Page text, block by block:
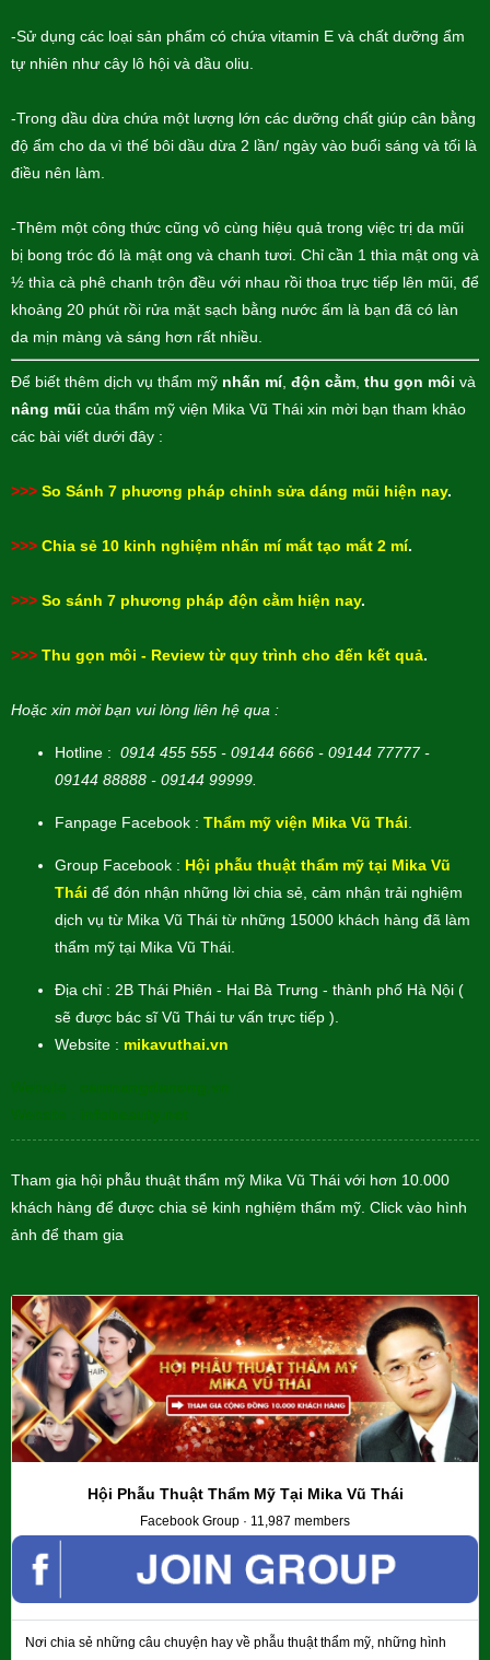
-Sử dụng các loại sản phẩm có chứa vitamin E và chất dưỡng ẩm
tự nhiên như cây lô hội và dầu oliu.
-Trong dầu dừa chứa một lượng lớn các dưỡng chất giúp cân bằng
độ ẩm cho da vì thế bôi dầu dừa 2 lần/ ngày vào buổi sáng và tối là
điều nên làm.
-Thêm một công thức cũng vô cùng hiệu quả trong việc trị da mũi
bị bong tróc đó là mật ong và chanh tươi. Chỉ cần 1 thìa mật ong và
½ thìa cà phê chanh trộn đều với nhau rồi thoa trực tiếp lên mũi, để
khoảng 20 phút rồi rửa mặt sạch bằng nước ấm là bạn đã có làn
da mịn màng và sáng hơn rất nhiều.
Để biết thêm dịch vụ thẩm mỹ nhấn mí, độn cằm thu gọn môi và
nâng mũi của thẩm mỹ viện Mika Vũ Thái xin mời bạn tham khảo
các bài viết dưới đây :
>>> So Sánh 7 phương pháp chỉnh sửa dáng mũi hiện nay.
>>> Chia sẻ 10 kinh nghiệm nhấn mí mắt tạo mắt 2 mí.
>>> So sánh 7 phương pháp độn cằm hiện nay.
>>> Thu gọn môi - Review từ quy trình cho đến kết quả.
Hoặc xin mời bạn vui lòng liên hệ qua :
Hotline : 0914 455 555 - 09144 6666 - 09144 77777 -
09144 88888 - 09144 99999.
Fanpage Facebook : Thẩm mỹ viện Mika Vũ Thái
Group Facebook : Hội phẫu thuật thẩm mỹ tại Mika Vũ
Thái để đón nhận những lời chia sẻ, cảm nhận trải nghiệm
dịch vụ từ Mika Vũ Thái từ những 15000 khách hàng đã làm
thẩm mỹ tại Mika Vũ Thái.
Địa chỉ : 2B Thái Phiên - Hai Bà Trưng - thành phố Hà Nội (
sẽ được bác sĩ Vũ Thái tư vấn trực tiếp ).
Website : mikavuthai.vn
Tham gia hội phẫu thuật thẩm mỹ Mika Vũ Thái với hơn 10.000
khách hàng để được chia sẻ kinh nghiệm thẩm mỹ. Click vào hình
ảnh để tham gia
Hội Phẫu Thuật Thẩm Mỹ Tại Mika Vũ Thái
Facebook Group · 11,987 members
Nơi chia sẻ những câu chuyện hay về phẫu thuật thẩm mỹ, những hình